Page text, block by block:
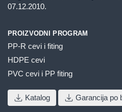
07.12.2010.
PROIZVODNI PROGRAM
PP-R cevi i fiting
HDPE cevi
PVC cevi i PP fiting
Katalog Garancija po